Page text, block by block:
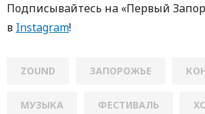
Пoдписывaйтесь нa «Первый
в Instagram!
ZOUND ЗАПОРОЖЬЕ
МУЗЫКА ФЕСТИВАЛЬ